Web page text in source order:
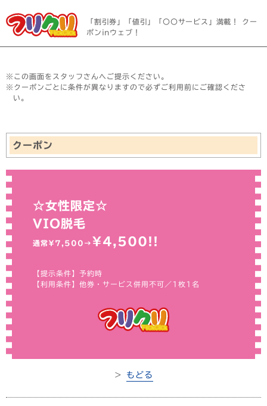
「割引券」「値引」「〇〇サービス」満載！ クー
ポンinウェブ！
※この画面をスタッフさんへご提示ください。
※クーポンごとに条件が異なりますので必ずご利用前にご確認くださ
い。
クーポン
☆女性限定☆
VIO脱毛
通常¥7,500→ ¥4,500!!
【提示条件】予約時
【利用条件】他券・サービス併用不可／1枚1名
＞ もどる